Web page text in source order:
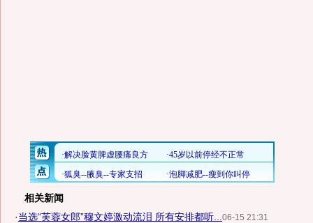
相关新闻
·当选“芙蓉女郎”穆文婷激动流泪 所有安排都听... 06-15 21:31